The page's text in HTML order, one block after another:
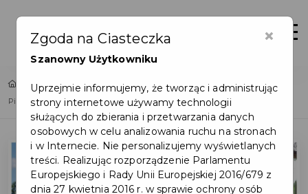
Zaloguj
Home
Lista aktualności
Pierwszy tydzień sierpnia w Pruszczu Gdańskim za nami – relacja
×
Zgoda na Ciasteczka
Szanowny Użytkowniku
Uprzejmie informujemy, że tworząc i administrując
strony internetowe używamy technologii
służących do zbierania i przetwarzania danych
osobowych w celu analizowania ruchu na stronach
i w Internecie. Nie personalizujemy wyświetlanych
treści. Realizując rozporządzenie Parlamentu
Europejskiego i Rady Unii Europejskiej 2016/679 z
dnia 27 kwietnia 2016 r. w sprawie ochrony osób